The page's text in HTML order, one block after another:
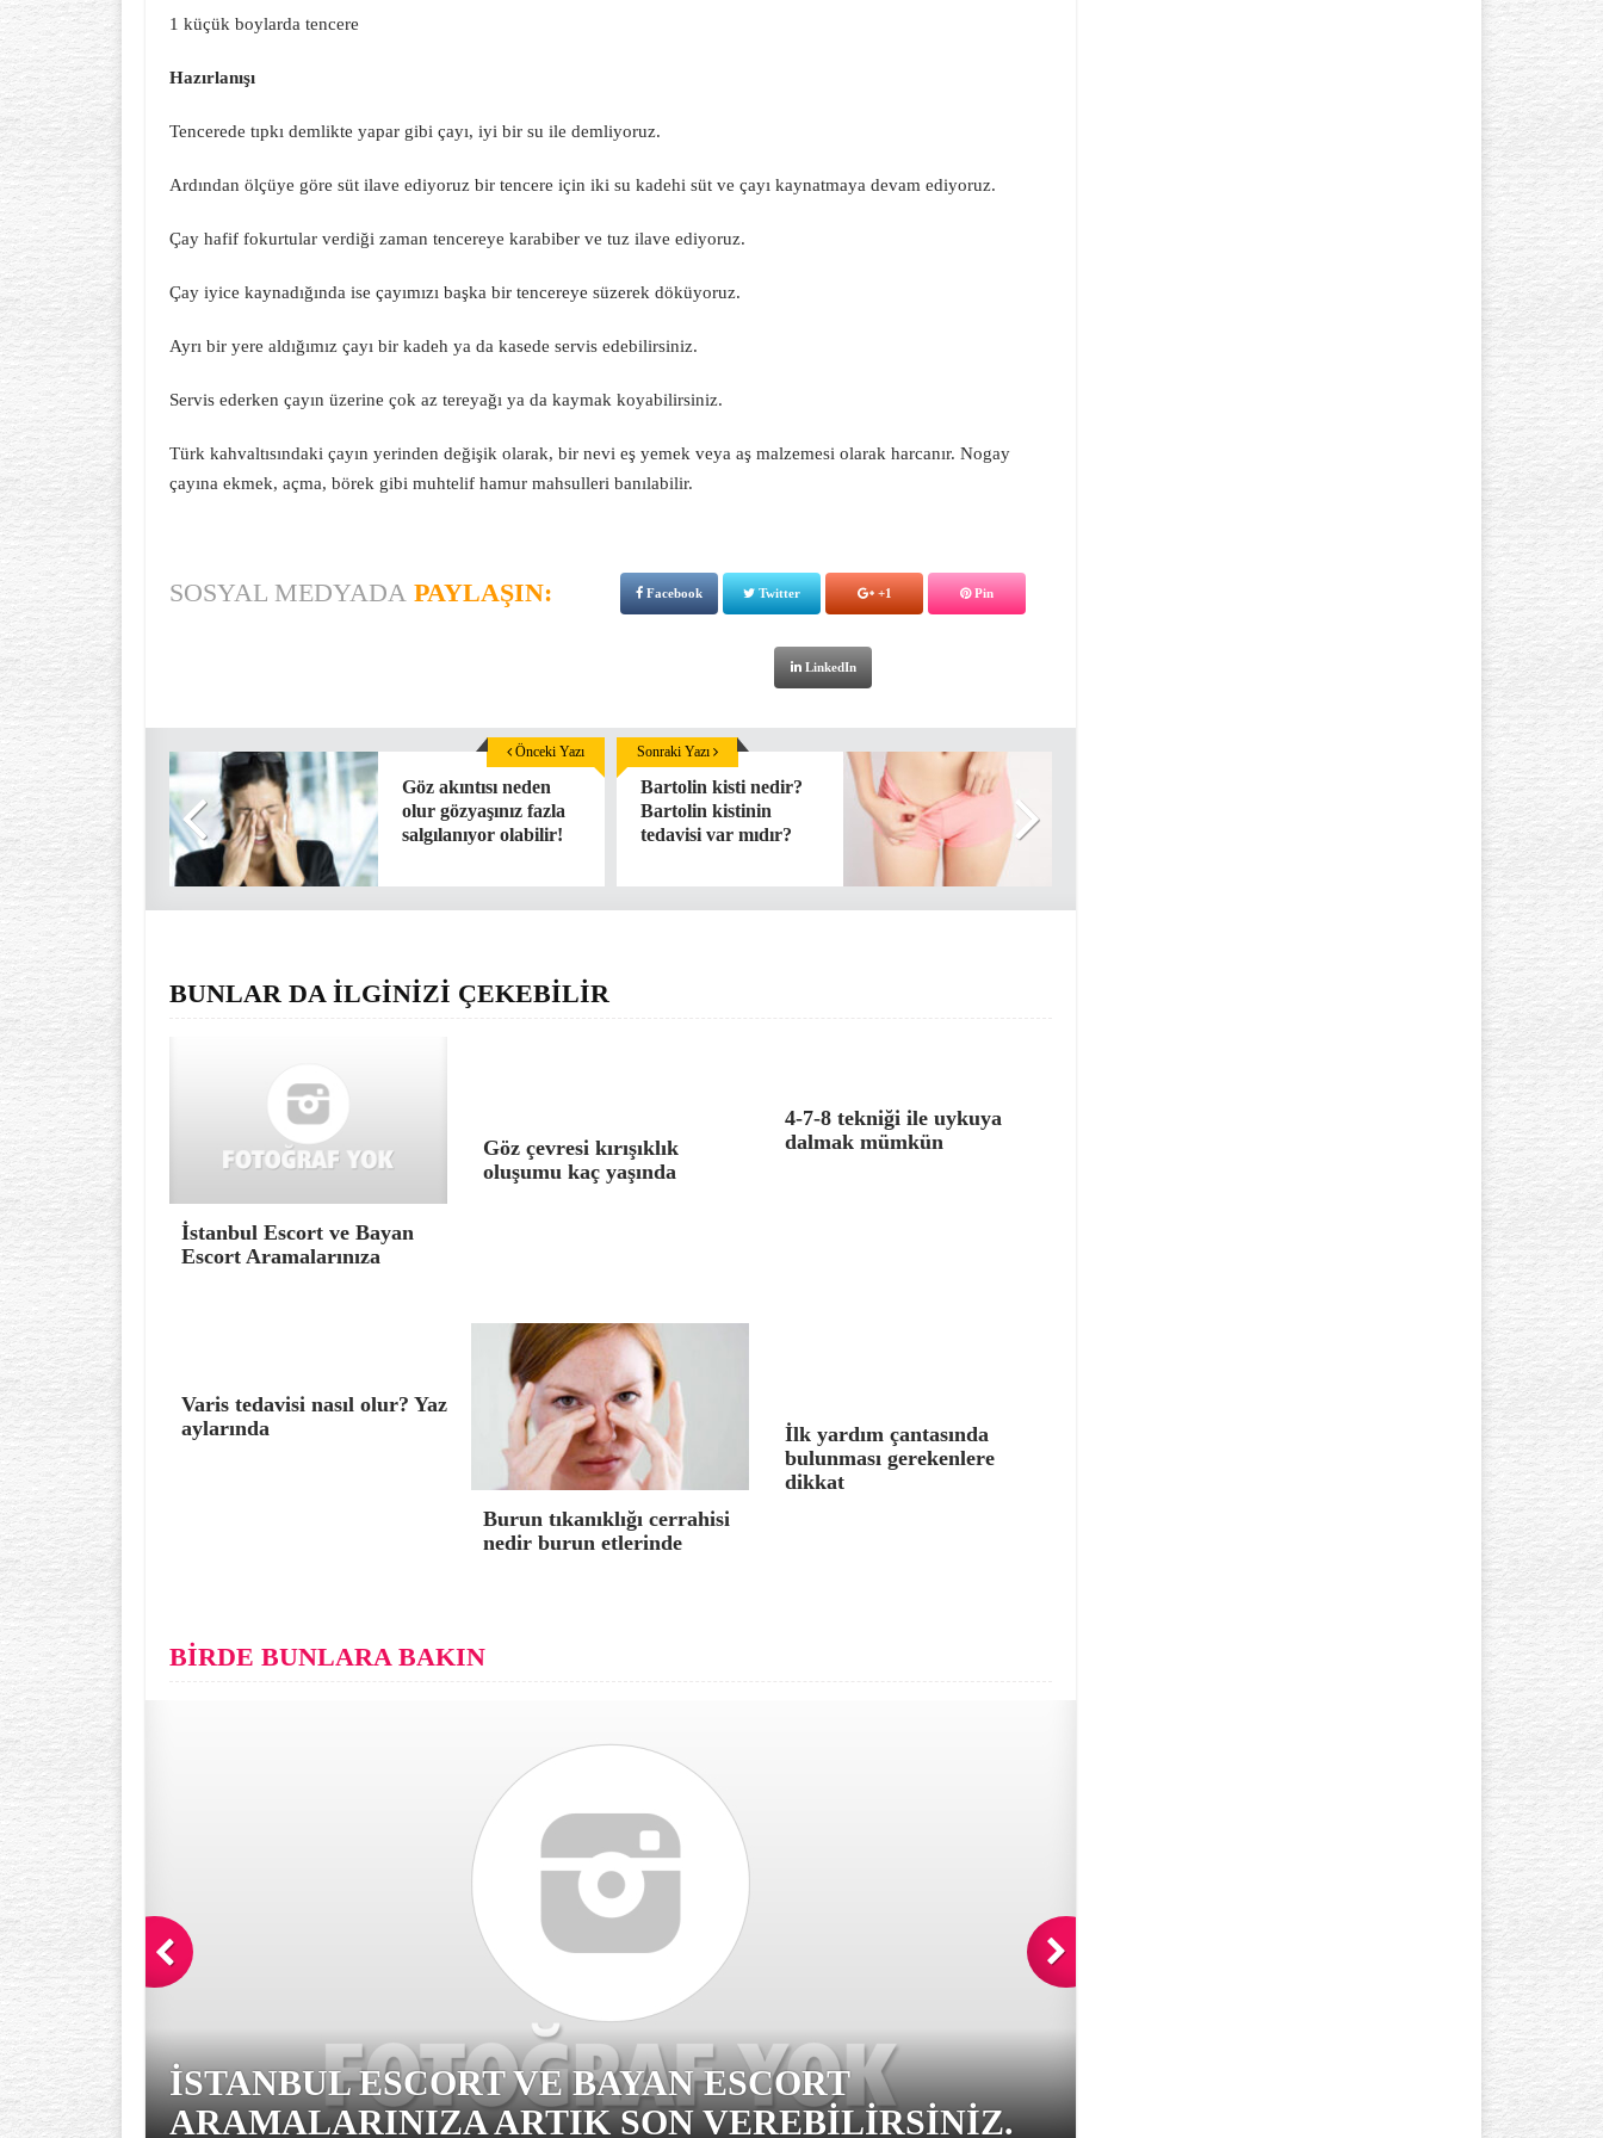
1 küçük boylarda tencere
Hazırlanışı
Tencerede tıpkı demlikte yapar gibi çayı, iyi bir su ile demliyoruz.
Ardından ölçüye göre süt ilave ediyoruz bir tencere için iki su kadehi süt ve çayı kaynatmaya devam ediyoruz.
Çay hafif fokurtular verdiği zaman tencereye karabiber ve tuz ilave ediyoruz.
Çay iyice kaynadığında ise çayımızı başka bir tencereye süzerek döküyoruz.
Ayrı bir yere aldığımız çayı bir kadeh ya da kasede servis edebilirsiniz.
Servis ederken çayın üzerine çok az tereyağı ya da kaymak koyabilirsiniz.
Türk kahvaltısındaki çayın yerinden değişik olarak, bir nevi eş yemek veya aş malzemesi olarak harcanır. Nogay
çayına ekmek, açma, börek gibi muhtelif hamur mahsulleri banılabilir.
SOSYAL MEDYADA PAYLAŞIN: Facebook Twitter +1 Pin
LinkedIn
Göz akıntısı neden
olur gözyaşınız fazla
salgılanıyor olabilir!
Önceki Yazı
Bartolin kisti nedir?
Bartolin kistinin
tedavisi var mıdır?
Sonraki Yazı
BUNLAR DA İLGİNİZİ ÇEKEBİLİR
İstanbul Escort ve Bayan
Escort Aramalarınıza
Göz çevresi kırışıklık
oluşumu kaç yaşında
4-7-8 tekniği ile uykuya
dalmak mümkün
Varis tedavisi nasıl olur? Yaz
aylarında
Burun tıkanıklığı cerrahisi
nedir burun etlerinde
İlk yardım çantasında
bulunması gerekenlere
dikkat
BİRDE BUNLARA BAKIN
İSTANBUL ESCORT VE BAYAN ESCORT
ARAMALARINIZA ARTIK SON VEREBILIRSINIZ.
GÖZ ÇEVRESI KIRIŞIKLIK
YAŞINDA BAŞLAR? AÇIK